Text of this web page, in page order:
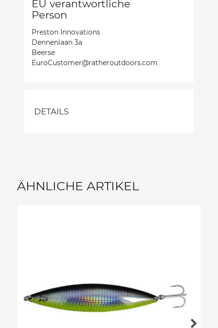
EU verantwortliche
Person
Preston Innovations
Dennenlaan 3a
Beerse
EuroCustomer@ratheroutdoors.com
DETAILS
ÄHNLICHE ARTIKEL